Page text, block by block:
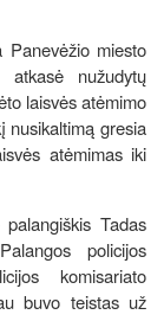
miesto
nužudytų
laisvės atėmimo
nusikaltimą gresia
atėmimas iki
Tadas
policijos
komisariato
buvo teistas už